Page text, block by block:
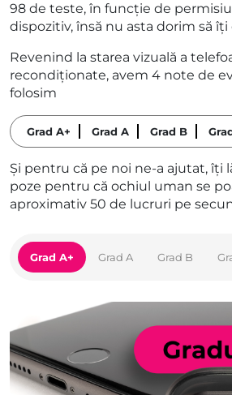
98 de teste, în funcție de
dispozitiv, însă nu asta dorim să
Revenind la starea vizuală a
recondiționate, avem 4 note de
folosim
Grad A+ Grad A Grad B
Și pentru că pe noi ne-a ajutat, îți
poze pentru că ochiul uman se
aproximativ 50 de lucruri pe
Grad A+ Grad A Grad B